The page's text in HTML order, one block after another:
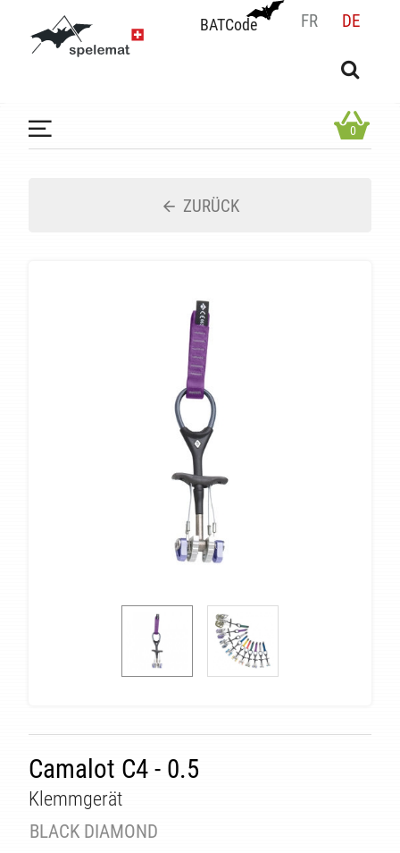
BATCode FR DE
BATCode
OK
0
ZURÜCK
Camalot C4 - 0.5
Klemmgerät
BLACK DIAMOND